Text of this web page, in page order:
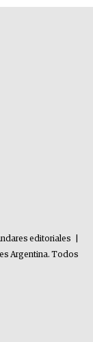
editoriales
Argentina. Todos